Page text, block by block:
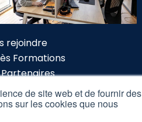
de site web et de fournir des
sur les cookies que nous
rejoindre
Formations
Partenaires
légales